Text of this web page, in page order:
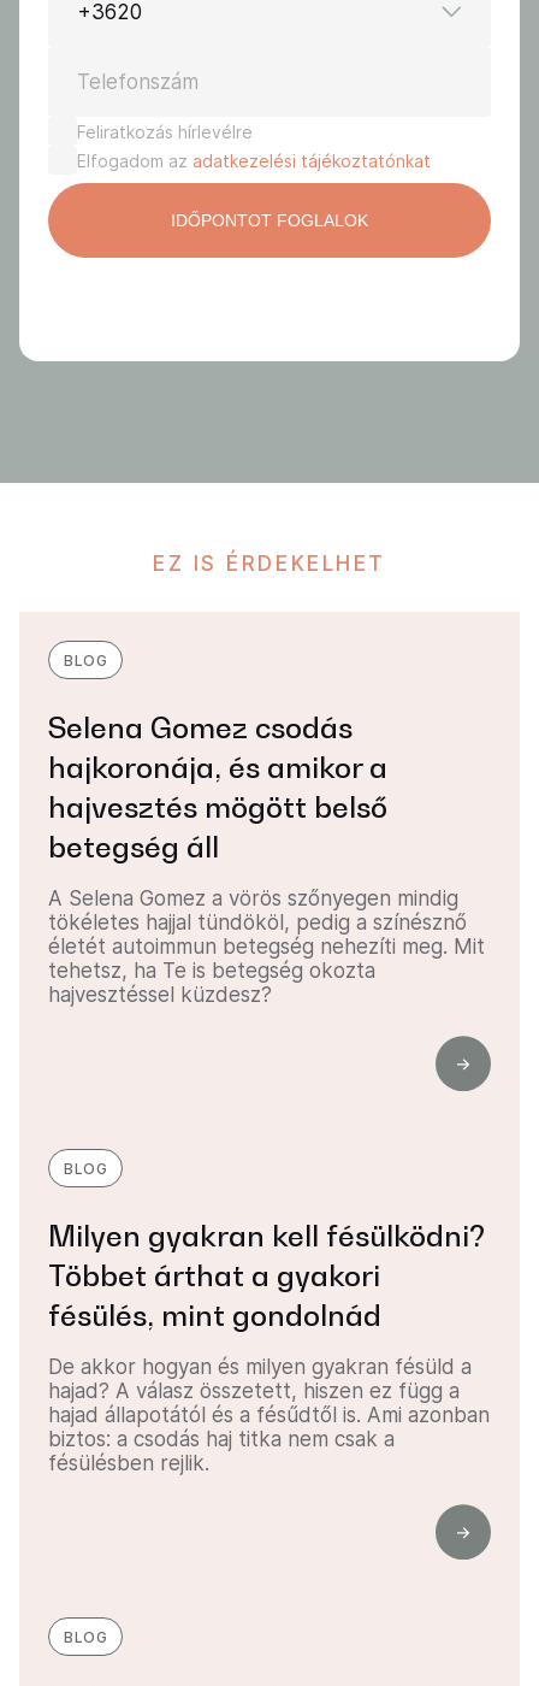
+3620
Telefonszám
Feliratkozás hírlevélre
Elfogadom az adatkezelési tájékoztatónkat
EZ IS ÉRDEKELHET
BLOG
Selena Gomez csodás
hajkoronája, és amikor a
hajvesztés mögött belső
betegség áll
A Selena Gomez a vörös szőnyegen mindig
tökéletes hajjal tündököl, pedig a színésznő
életét autoimmun betegség nehezíti meg. Mit
tehetsz, ha Te is betegség okozta
hajvesztéssel küzdesz?
BLOG
Milyen gyakran kell fésülködni?
Többet árthat a gyakori
fésülés, mint gondolnád
De akkor hogyan és milyen gyakran fésüld a
hajad? A válasz összetett, hiszen ez függ a
hajad állapotától és a fésűdtől is. Ami azonban
biztos: a csodás haj titka nem csak a
fésülésben rejlik.
BLOG